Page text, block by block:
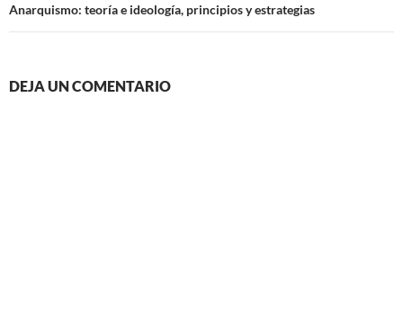
Anarquismo: teoría e ideología, principios y estrategias
DEJA UN COMENTARIO